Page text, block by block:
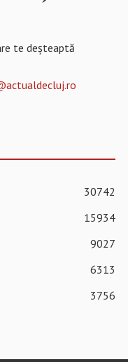
te deșteaptă
30742
15934
9027
6313
3756